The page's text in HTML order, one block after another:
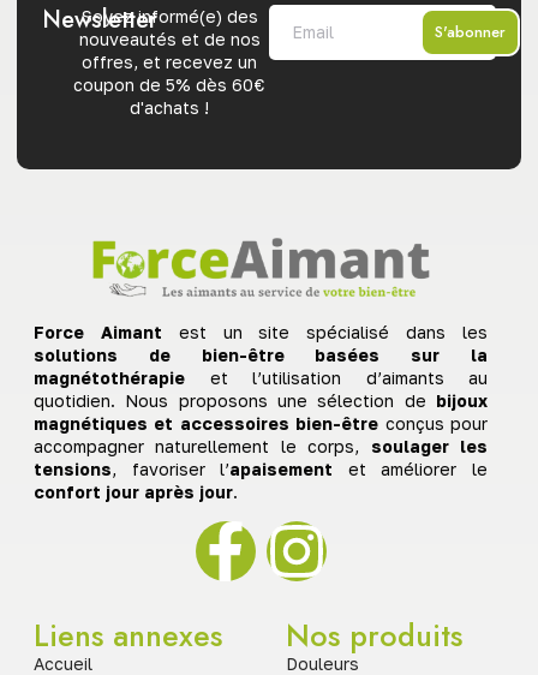
Newsletter
Soyez informé(e) des
nouveautés et de nos
offres, et recevez un
coupon de 5% dès 60€
d'achats !
S'abonner
Force Aimant est un site spécialisé dans les
solutions de bien-être basées sur la
magnétothérapie et l’utilisation d’aimants au
quotidien. Nous proposons une sélection de bijoux
magnétiques et accessoires bien-être conçus pour
accompagner naturellement le corps, soulager les
tensions, favoriser l’apaisement et améliorer le
confort jour après jour.
Liens annexes
Accueil
Nos produits
Douleurs